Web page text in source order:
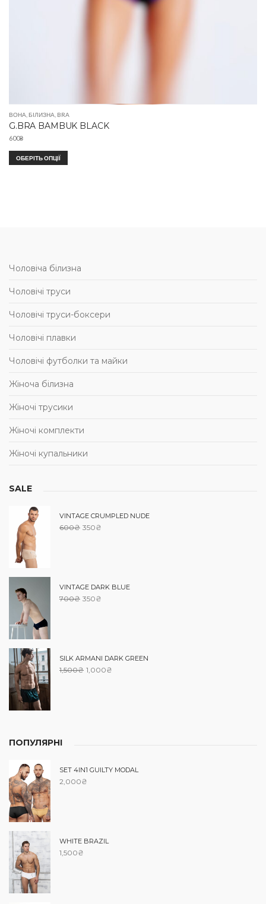
ВОНА БІЛИЗНА BRA
G.BRA BAMBUK BLACK
600₴
ОБЕРІТЬ ОПЦІЇ
Чоловіча білизна
Чоловічі труси
Чоловічі труси-боксери
Чоловічі плавки
Чоловічі футболки та майки
Жіноча білизна
Жіночі трусики
Жіночі комплекти
Жіночі купальники
SALE
VINTAGE CRUMPLED NUDE
600₴ 350₴
VINTAGE DARK BLUE
700₴ 350₴
SILK ARMANI DARK GREEN
1,500₴ 1,000₴
ПОПУЛЯРНІ
SET 4IN1 GUILTY MODAL
2,000₴
WHITE BRAZIL
1,500₴